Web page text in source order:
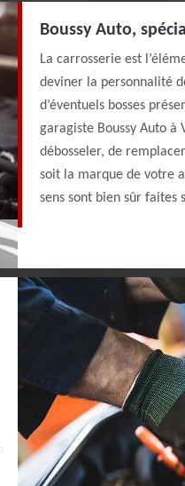
Boussy Auto,
La carrosserie est
deviner la personnalité
d’éventuels bosses
garagiste Boussy Auto à
débosseler, de
soit la marque de votre
sens sont bien sûr faites